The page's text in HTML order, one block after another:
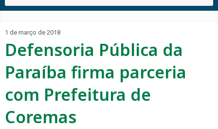
1 de março de 2018
Defensoria Pública da
Paraíba firma parceria
com Prefeitura de
Coremas